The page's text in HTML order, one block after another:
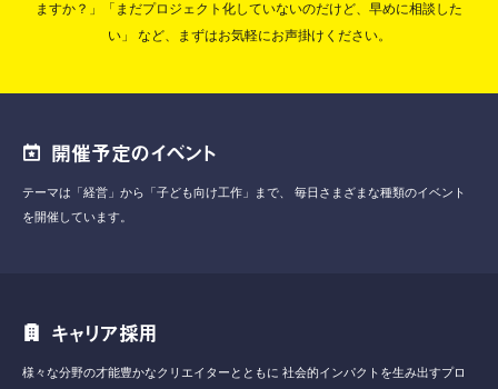
ますか？」「まだプロジェクト化していないのだけど、早めに相談した
い」
など、まずはお気軽にお声掛けください。
開催予定のイベント
テーマは「経営」から「子ども向け工作」まで、
毎日さまざまな種類のイベント
を開催しています。
キャリア採用
様々な分野の才能豊かなクリエイターとともに 社会的インパクトを生み出すプロ